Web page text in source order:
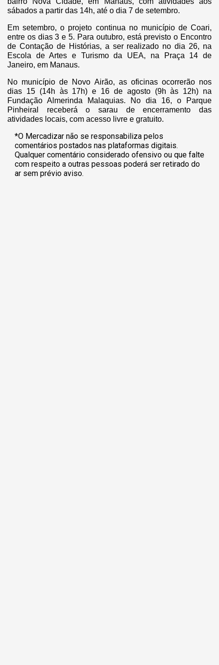
sábados a partir das 14h, até o dia 7 de setembro.
Em setembro, o projeto continua no município de Coari,
entre os dias 3 e 5. Para outubro, está previsto o Encontro
de Contação de Histórias, a ser realizado no dia 26, na
Escola de Artes e Turismo da UEA, na Praça 14 de
Janeiro, em Manaus.
No município de Novo Airão, as oficinas ocorrerão nos
dias 15 (14h às 17h) e 16 de agosto (9h às 12h) na
Fundação Almerinda Malaquias. No dia 16, o Parque
Pinheiral receberá o sarau de encerramento das
atividades locais, com acesso livre e gratuito.
*O Mercadizar não se responsabiliza pelos
comentários postados nas plataformas digitais.
Qualquer comentário considerado ofensivo ou que falte
com respeito a outras pessoas poderá ser retirado do
ar sem prévio aviso.